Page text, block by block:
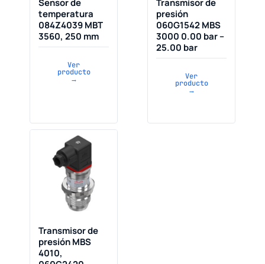
Sensor de
temperatura
084Z4039 MBT
3560, 250 mm
Ver
producto
→
Transmisor de
presión
060G1542 MBS
3000 0.00 bar –
25.00 bar
Ver
producto
→
Transmisor de
presión MBS
4010,